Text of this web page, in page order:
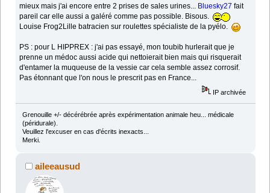
mieux mais j'ai encore entre 2 prises de sales urines... Bluesky27 fait
pareil car elle aussi a galéré comme pas possible. Bisous.
Louise Frog2Lille batracien sur roulettes spécialiste de la pyélo.
PS : pour L HIPPREX : j'ai pas essayé, mon toubib hurlerait que je
prenne un médoc aussi acide qui nettoierait bien mais qui risquerait
d'entamer la muqueuse de la vessie car cela semble assez corrosif.
Pas étonnant que l'on nous le prescrit pas en France...
IP archivée
Grenouille +/- décérébrée après expérimentation animale heu... médicale
(péridurale).
Veuillez l'excuser en cas d'écrits inexacts...
Merki.
aileeausud